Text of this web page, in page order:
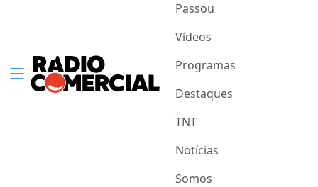
Passou
Vídeos
Programas
Destaques
TNT
Notícias
Somos